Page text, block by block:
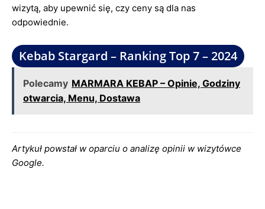
wizytą, aby upewnić się, czy ceny są dla nas
odpowiednie.
Kebab Stargard – Ranking Top 7 – 2024
Polecamy MARMARA KEBAP – Opinie, Godziny
otwarcia, Menu, Dostawa
Artykuł powstał w oparciu o analizę opinii w wizytówce
Google.